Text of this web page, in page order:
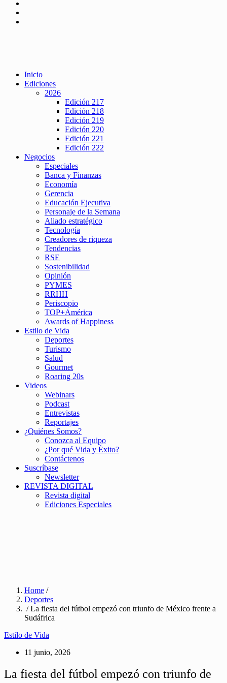
Inicio
Ediciones
2026
Edición 217
Edición 218
Edición 219
Edición 220
Edición 221
Edición 222
Negocios
Especiales
Banca y Finanzas
Economía
Gerencia
Educación Ejecutiva
Personaje de la Semana
Aliado estratégico
Tecnología
Creadores de riqueza
Tendencias
RSE
Sostenibilidad
Opinión
PYMES
RRHH
Periscopio
TOP+América
Awards of Happiness
Estilo de Vida
Deportes
Turismo
Salud
Gourmet
Roaring 20s
Videos
Webinars
Podcast
Entrevistas
Reportajes
¿Quiénes Somos?
Conozca al Equipo
¿Por qué Vida y Éxito?
Contáctenos
Suscríbase
Newsletter
REVISTA DIGITAL
Revista digital
Ediciones Especiales
Home /
Deportes
/ La fiesta del fútbol empezó con triunfo de México frente a
Sudáfrica
Estilo de Vida
11 junio, 2026
La fiesta del fútbol empezó con triunfo de